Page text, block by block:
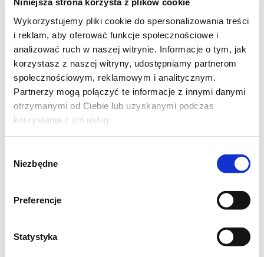
Wykorzystujemy pliki cookie do spersonalizowania treści
i reklam, aby oferować funkcje społecznościowe i
analizować ruch w naszej witrynie. Informacje o tym, jak
korzystasz z naszej witryny, udostępniamy partnerom
społecznościowym, reklamowym i analitycznym.
Partnerzy mogą połączyć te informacje z innymi danymi
otrzymanymi od Ciebie lub uzyskanymi podczas
korzystania z ich usług.
zgody
Niezbędne
Preferencje
Statystyka
PRZEKĄSKI